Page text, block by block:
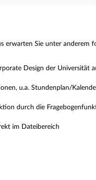
erwarten Sie unter anderem
Design der Universität
u.a. Stundenplan/
durch die
im Dateibereich